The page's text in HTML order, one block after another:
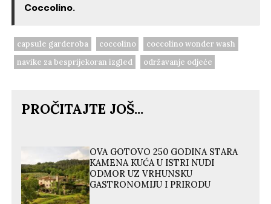
Coccolino.
capsule garderoba coccolino
coccolino wonder wash
navike za besprijekoran izgled
održavanje odjeće
PROČITAJTE JOŠ...
OVA GOTOVO 250 GODINA STARA
KAMENA KUĆA U ISTRI NUDI
ODMOR UZ VRHUNSKU
GASTRONOMIJU I PRIRODU